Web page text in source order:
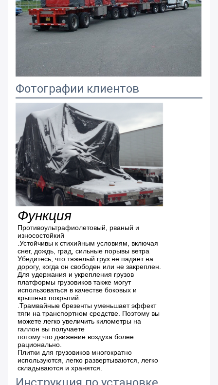
Фотографии клиентов
Функция
Противоультрафиолетовый, рваный и
износостойкий
.Устойчивы к стихийным условиям, включая
снег, дождь, град, сильные порывы ветра
Убедитесь, что тяжелый груз не падает на
дорогу, когда он свободен или не закреплен.
Для удержания и укрепления грузов
платформы грузовиков также могут
использоваться в качестве боковых и
крышных покрытий.
.Трамвайные брезенты уменьшает эффект
тяги на транспортном средстве. Поэтому вы
можете легко увеличить километры на
галлон вы получаете
потому что движение воздуха более
рационально.
Плитки для грузовиков многократно
используются, легко развертываются, легко
складываются и хранятся.